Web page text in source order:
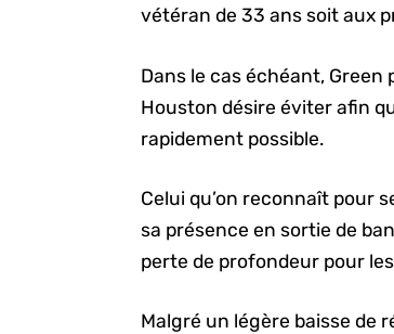
vétéran de 33 ans soit aux
Dans le cas échéant,
Houston désire éviter afin
rapidement possible.
Celui qu’on reconnaît pour
sa présence en sortie de
perte de profondeur pour
Malgré un légère baisse de